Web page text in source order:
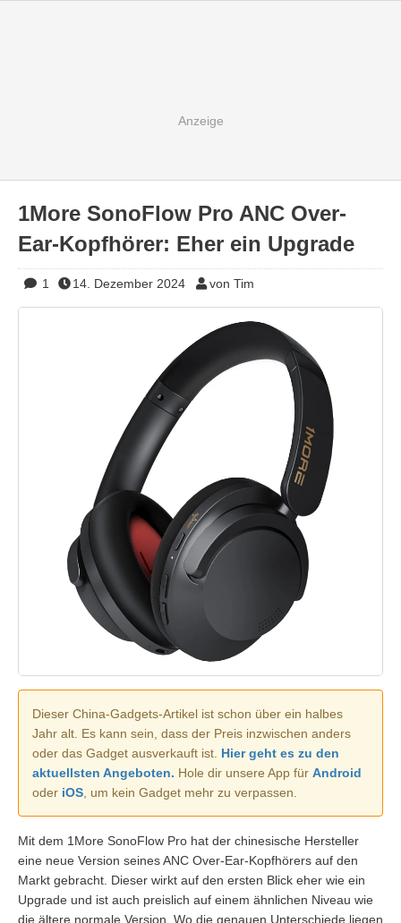
1More SonoFlow Pro ANC Over-
Ear-Kopfhörer: Eher ein Upgrade
1 14. Dezember 2024 von Tim
Dieser China-Gadgets-Artikel ist schon über ein halbes
Jahr alt. Es kann sein, dass der Preis inzwischen anders
oder das Gadget ausverkauft ist. Hier geht es zu den
aktuellsten Angeboten. Hole dir unsere App für Android
oder iOS , um kein Gadget mehr zu verpassen.
Mit dem 1More SonoFlow Pro hat der chinesische Hersteller
eine neue Version seines ANC Over-Ear-Kopfhörers auf den
Markt gebracht. Dieser wirkt auf den ersten Blick eher wie ein
Upgrade und ist auch preislich auf einem ähnlichen Niveau wie
die ältere normale Version. Wo die genauen Unterschiede liegen